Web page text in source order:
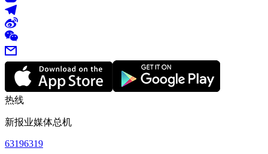
热线
新报业媒体总机
63196319